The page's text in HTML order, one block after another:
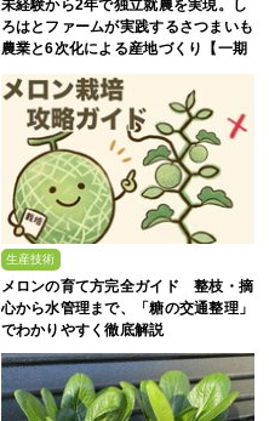
未経験から2年で独立就農を実現。し
ろはとファームが実践するさつまいも
農業と6次化による産地づくり【一期
生募集】
生産技術
メロンの育て方完全ガイド 整枝・摘
心から水管理まで、「糖の交通整理」
でわかりやすく徹底解説